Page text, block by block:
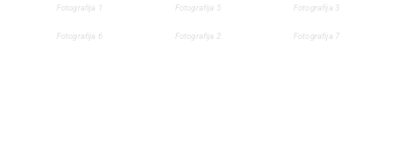
Fotografija 1 Fotografija 5 Fotografija 3
Fotografija 6 Fotografija 2 Fotografija 7